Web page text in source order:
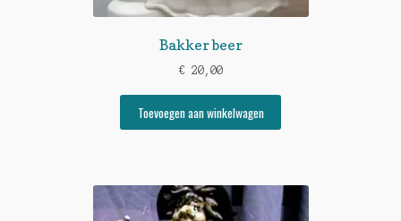
Bakker beer
€ 20,00
Toevoegen aan winkelwagen